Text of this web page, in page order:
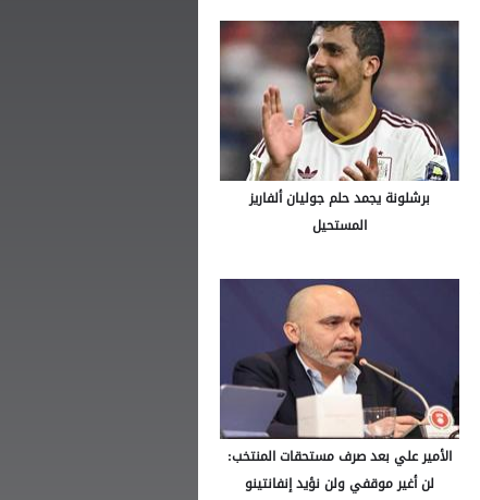
برشلونة يجمد حلم جوليان ألفاريز
المستحيل
الأمير علي بعد صرف مستحقات المنتخب:
لن أغير موقفي ولن نؤيد إنفانتينو